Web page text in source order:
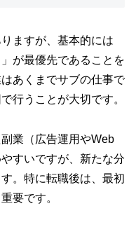
ますが、基本的には
が最優先であることを
あくまでサブの仕事で
行うことが大切です。
業（広告運用やWeb
すいですが、新たな分
。特に転職後は、最初
要です。